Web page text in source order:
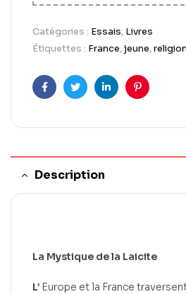
Catégories : Essais, Livres
Étiquettes : France,jeune,religion
FacebookTwitterLinkedInPinterest
Description
La Mystique de la Laicite
L’ Europe et la France